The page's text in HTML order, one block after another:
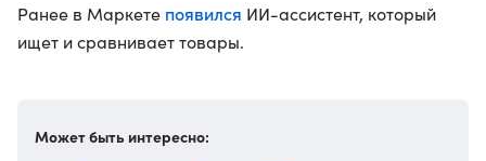
Ранее в Маркете появился ИИ-ассистент, который
ищет и сравнивает товары.
Может быть интересно: